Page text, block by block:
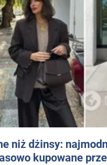
niż dżinsy:
kupowane